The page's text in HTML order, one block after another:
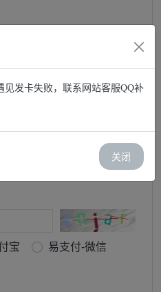
宝 易支付-微信
发卡失败，联系网站客服QQ补
关闭